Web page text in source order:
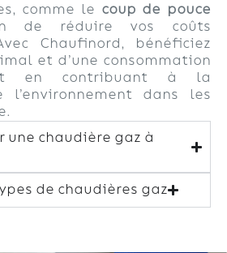
comme le coup de pouce
de réduire vos coûts
Chaufinord, bénéficiez
et d’une consommation
en contribuant à la
l’environnement dans les
une chaudière gaz à
de chaudières gaz